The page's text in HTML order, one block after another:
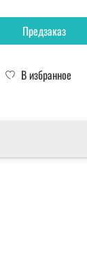
В избранное
Предзаказ